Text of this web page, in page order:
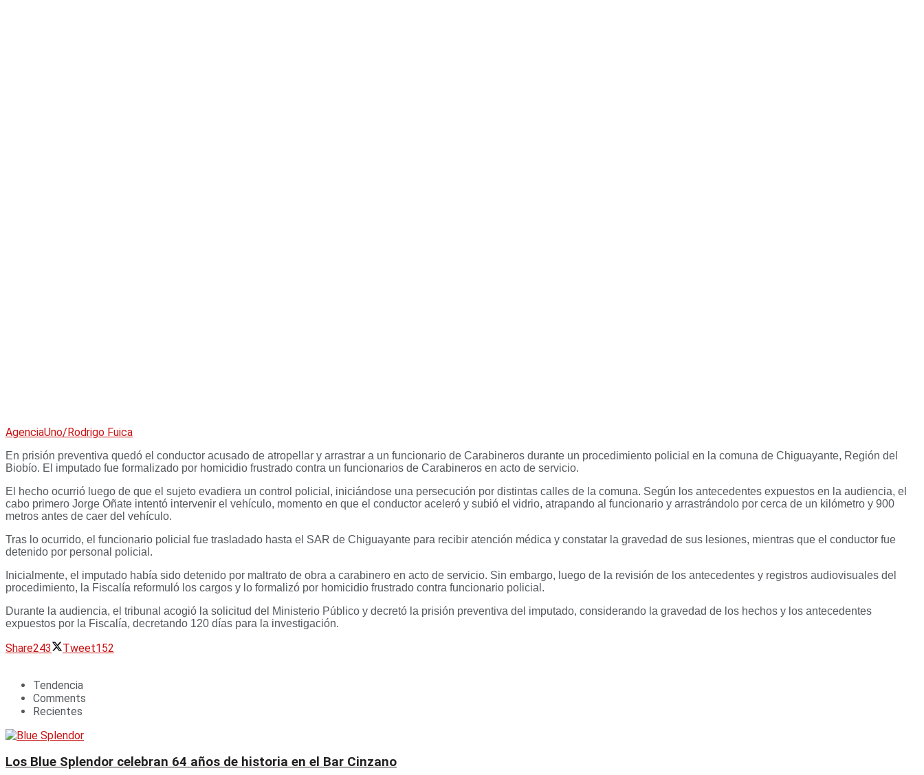
AgenciaUno/Rodrigo Fuica
En prisión preventiva quedó el conductor acusado de atropellar y arrastrar a un funcionario de Carabineros durante un procedimiento policial en la comuna de Chiguayante, Región del
Biobío. El imputado fue formalizado por homicidio frustrado contra un funcionarios de Carabineros en acto de servicio.
El hecho ocurrió luego de que el sujeto evadiera un control policial, iniciándose una persecución por distintas calles de la comuna. Según los antecedentes expuestos en la audiencia, el
cabo primero Jorge Oñate intentó intervenir el vehículo, momento en que el conductor aceleró y subió el vidrio, atrapando al funcionario y arrastrándolo por cerca de un kilómetro y 900
metros antes de caer del vehículo.
Tras lo ocurrido, el funcionario policial fue trasladado hasta el SAR de Chiguayante para recibir atención médica y constatar la gravedad de sus lesiones, mientras que el conductor fue
detenido por personal policial.
Inicialmente, el imputado había sido detenido por maltrato de obra a carabinero en acto de servicio. Sin embargo, luego de la revisión de los antecedentes y registros audiovisuales del
procedimiento, la Fiscalía reformuló los cargos y lo formalizó por homicidio frustrado contra funcionario policial.
Durante la audiencia, el tribunal acogió la solicitud del Ministerio Público y decretó la prisión preventiva del imputado, considerando la gravedad de los hechos y los antecedentes
expuestos por la Fiscalía, decretando 120 días para la investigación.
Share243 Tweet152
Tendencia
Comments
Recientes
Los Blue Splendor celebran 64 años de historia en el Bar Cinzano